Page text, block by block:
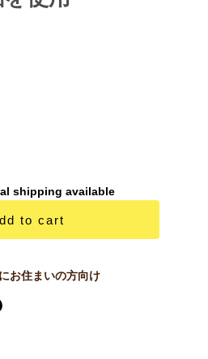
shipping available
to cart
お住まいの方向け